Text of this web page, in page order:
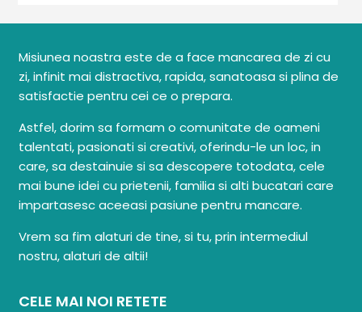
Misiunea noastra este de a face mancarea de zi cu
zi, infinit mai distractiva, rapida, sanatoasa si plina de
satisfactie pentru cei ce o prepara.
Astfel, dorim sa formam o comunitate de oameni
talentati, pasionati si creativi, oferindu-le un loc, in
care, sa destainuie si sa descopere totodata, cele
mai bune idei cu prietenii, familia si alti bucatari care
impartasesc aceeasi pasiune pentru mancare.
Vrem sa fim alaturi de tine, si tu, prin intermediul
nostru, alaturi de altii!
CELE MAI NOI RETETE